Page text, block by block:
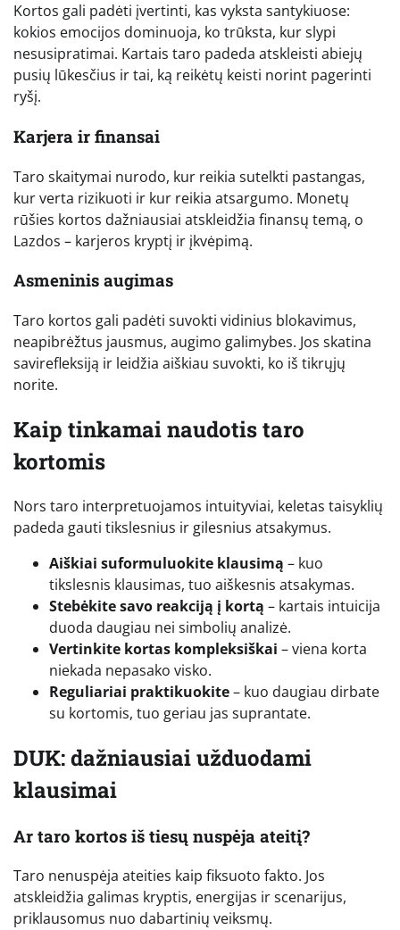
Kortos gali padėti įvertinti, kas vyksta santykiuose:
kokios emocijos dominuoja, ko trūksta, kur slypi
nesusipratimai. Kartais taro padeda atskleisti abiejų
pusių lūkesčius ir tai, ką reikėtų keisti norint pagerinti
ryšį.
Karjera ir finansai
Taro skaitymai nurodo, kur reikia sutelkti pastangas,
kur verta rizikuoti ir kur reikia atsargumo. Monetų
rūšies kortos dažniausiai atskleidžia finansų temą, o
Lazdos – karjeros kryptį ir įkvėpimą.
Asmeninis augimas
Taro kortos gali padėti suvokti vidinius blokavimus,
neapibrėžtus jausmus, augimo galimybes. Jos skatina
savirefleksiją ir leidžia aiškiau suvokti, ko iš tikrųjų
norite.
Kaip tinkamai naudotis taro
kortomis
Nors taro interpretuojamos intuityviai, keletas taisyklių
padeda gauti tikslesnius ir gilesnius atsakymus.
Aiškiai suformuluokite klausimą – kuo
tikslesnis klausimas, tuo aiškesnis atsakymas.
Stebėkite savo reakciją į kortą – kartais intuicija
duoda daugiau nei simbolių analizė.
Vertinkite kortas kompleksiškai – viena korta
niekada nepasako visko.
Reguliariai praktikuokite– kuo daugiau dirbate
su kortomis, tuo geriau jas suprantate.
DUK: dažniausiai užduodami
klausimai
Ar taro kortos iš tiesų nuspėja ateitį?
Taro nenuspėja ateities kaip fiksuoto fakto. Jos
atskleidžia galimas kryptis, energijas ir scenarijus,
priklausomus nuo dabartinių veiksmų.